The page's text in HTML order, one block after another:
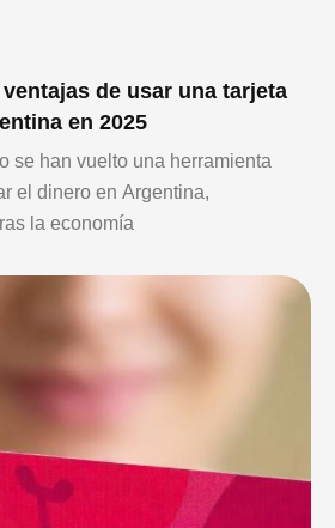
de usar una tarjeta
en 2025
se han vuelto una herramienta
el dinero en Argentina,
la economía